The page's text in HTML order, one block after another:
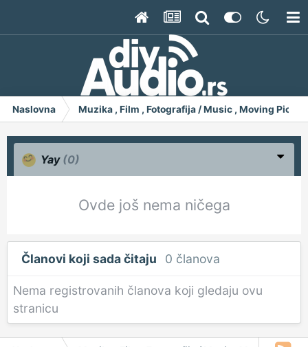
Naslovna Muzika , Film , Fotografija / Music , Moving
Yay (0)
Ovde još nema ničega
Članovi koji sada čitaju 0 članova
Nema registrovanih članova koji gledaju ovu
stranicu